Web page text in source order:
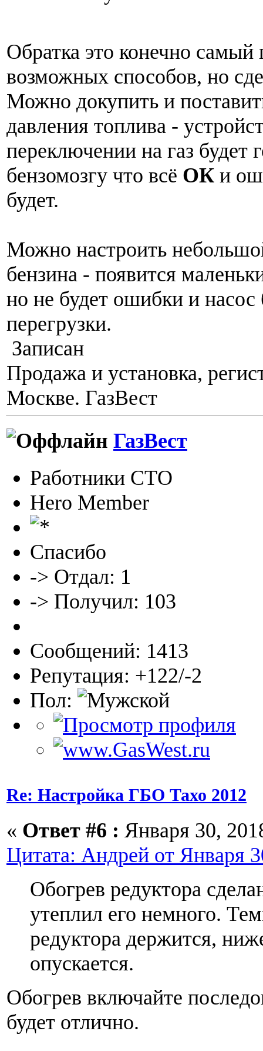
Обратка это конечно самый
возможных способов, но
Можно докупить и
давления топлива -
переключении на газ будет
бензомозгу что всё ОК и
будет.
Можно настроить
бензина - появится
но не будет ошибки и насос
перегрузки.
Записан
Продажа и установка,
Москве. ГазВест
ГазВест
Работники СТО
Hero Member
Спасибо
-> Отдал: 1
-> Получил: 103
Сообщений: 1413
Репутация: +122/-2
Пол:
Re: Настройка ГБО Тахо 2012
« Ответ #6 : Января 30,
Цитата: Андрей от Января
Обогрев редуктора
утеплил его немного.
редуктора держится,
опускается.
Обогрев включайте
будет отлично.